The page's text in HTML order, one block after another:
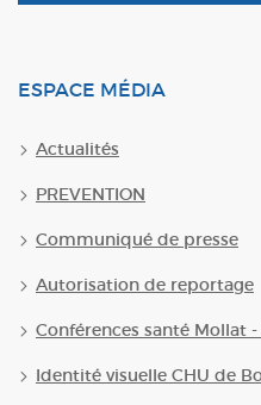
ESPACE MÉDIA
Actualités
PREVENTION
Communiqué de presse
Autorisation de reportage
Conférences santé Mollat
Identité visuelle CHU de